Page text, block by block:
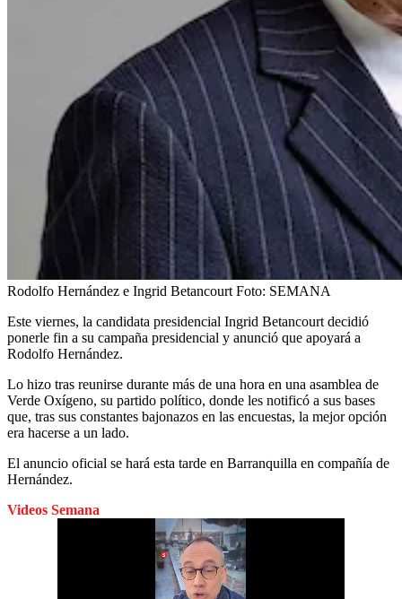
Rodolfo Hernández e Ingrid Betancourt Foto: SEMANA
Este viernes, la candidata presidencial Ingrid Betancourt decidió
ponerle fin a su campaña presidencial y anunció que apoyará a
Rodolfo Hernández.
Lo hizo tras reunirse durante más de una hora en una asamblea de
Verde Oxígeno, su partido político, donde les notificó a sus bases
que, tras sus constantes bajonazos en las encuestas, la mejor opción
era hacerse a un lado.
El anuncio oficial se hará esta tarde en Barranquilla en compañía de
Hernández.
Videos Semana